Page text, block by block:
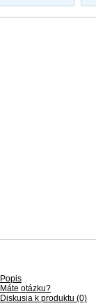
Popis
Máte otázku?
Diskusia k produktu (0)